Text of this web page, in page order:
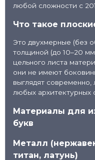
Фотозоны и
🎪Выставочные
📦Световые
любой сложности с
Что такое
Это двухмерные (без
толщиной (до 10–20
цельного листа
они не имеют
выглядят современно,
любых архитектурных
Материалы для
букв
Металл
титан, латунь)